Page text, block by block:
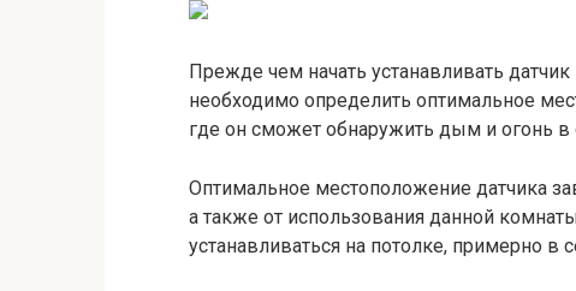
Прежде чем начать устанавливать
необходимо определить оптимальное
где он сможет обнаружить дым и огонь
Оптимальное местоположение датчика
а также от использования данной
устанавливаться на потолке, примерно в